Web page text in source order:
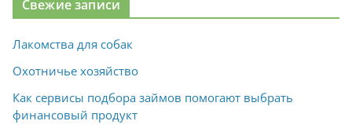
Свежие записи
Лакомства для собак
Охотничье хозяйство
Как сервисы подбора займов помогают выбрать
финансовый продукт